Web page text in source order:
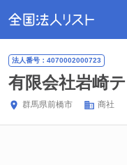
法人番号：4070002000723
有限会社岩崎
群馬県前橋市 商社